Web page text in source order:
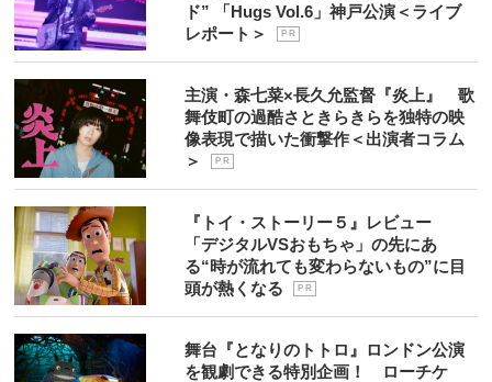
ド” 「Hugs Vol.6」神戸公演＜ライブ
レポート＞
P R
主演・森七菜×長久允監督『炎上』 歌
舞伎町の過酷さときらきらを独特の映
像表現で描いた衝撃作＜出演者コラム
＞
P R
『トイ・ストーリー５』レビュー
「デジタルVSおもちゃ」の先にあ
る“時が流れても変わらないもの”に目
頭が熱くなる
P R
舞台『となりのトトロ』ロンドン公演
を観劇できる特別企画！ ローチケ